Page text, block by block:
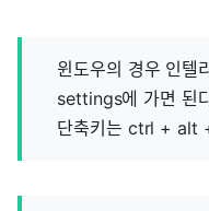
윈도우의 경우 인
settings에 가면 된
단축키는 ctrl + alt